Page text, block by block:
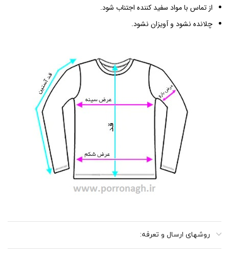
از تماس با مواد سفید کننده اجتناب شود.
چلانده نشود و آویزان نشود.
روشهای ارسال و تعرفه: